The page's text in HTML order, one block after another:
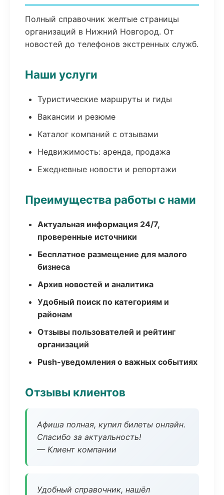
Полный справочник желтые страницы
организаций в Нижний Новгород. От
новостей до телефонов экстренных служб.
Наши услуги
Туристические маршруты и гиды
Вакансии и резюме
Каталог компаний с отзывами
Недвижимость: аренда, продажа
Ежедневные новости и репортажи
Преимущества работы с нами
Актуальная информация 24/7,
проверенные источники
Бесплатное размещение для малого
бизнеса
Архив новостей и аналитика
Удобный поиск по категориям и
районам
Отзывы пользователей и рейтинг
организаций
Push-уведомления о важных событиях
Отзывы клиентов
Афиша полная, купил билеты онлайн.
Спасибо за актуальность!
— Клиент компании
Удобный справочник, нашёл